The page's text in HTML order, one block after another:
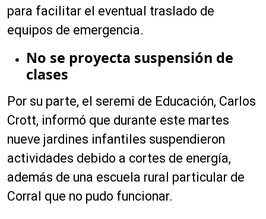
para facilitar el eventual traslado de
equipos de emergencia.
No se proyecta suspensión de
clases
Por su parte, el seremi de Educación, Carlos
Crott, informó que durante este martes
nueve jardines infantiles suspendieron
actividades debido a cortes de energía,
además de una escuela rural particular de
Corral que no pudo funcionar.